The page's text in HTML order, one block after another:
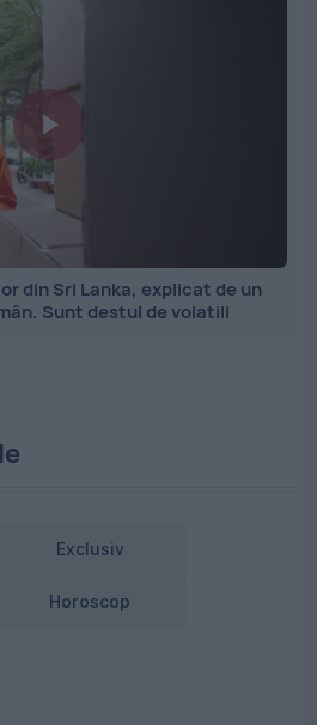
din Sri Lanka, explicat de un
Sunt destul de volatili
Exclusiv
Horoscop